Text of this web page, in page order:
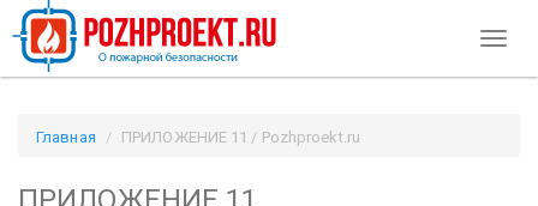
Главная ПРИЛОЖЕНИЕ 11 / Pozhproekt.ru